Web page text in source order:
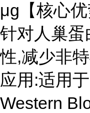
μg【核心
针对人巢
性,减少非
应用:适用
Western